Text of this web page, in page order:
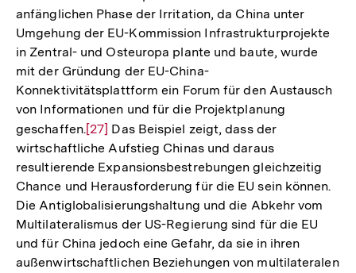
anfänglichen Phase der Irritation, da China unter
Umgehung der EU-Kommission Infrastrukturprojekte
in Zentral- und Osteuropa plante und baute, wurde
mit der Gründung der EU-China-
Konnektivitätsplattform ein Forum für den Austausch
von Informationen und für die Projektplanung
geschaffen.Zur
Auflösung
der
Fußnote
[27] Das Beispiel zeigt, dass der
wirtschaftliche Aufstieg Chinas und daraus
resultierende Expansionsbestrebungen gleichzeitig
Chance und Herausforderung für die EU sein können.
Die Antiglobalisierungshaltung und die Abkehr vom
Multilateralismus der US-Regierung sind für die EU
und für China jedoch eine Gefahr, da sie in ihren
außenwirtschaftlichen Beziehungen von multilateralen